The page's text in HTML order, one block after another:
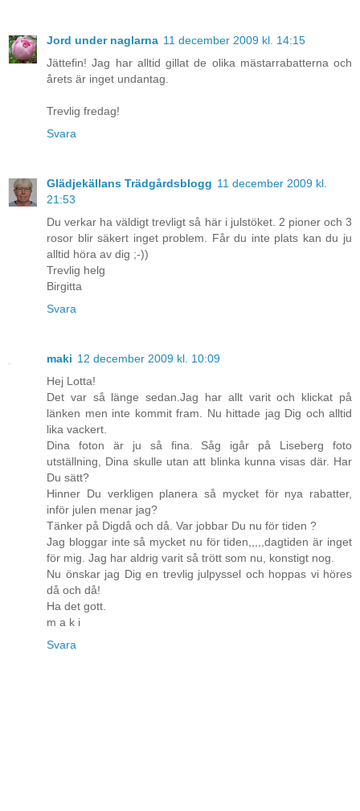
Jord under naglarna 11 december 2009 kl. 14:15
Jättefin! Jag har alltid gillat de olika mästarrabatterna och
årets är inget undantag.
Trevlig fredag!
Svara
Glädjekällans Trädgårdsblogg 11 december 2009 kl.
21:53
Du verkar ha väldigt trevligt så här i julstöket. 2 pioner och 3
rosor blir säkert inget problem. Får du inte plats kan du ju
alltid höra av dig ;-))
Trevlig helg
Birgitta
Svara
maki 12 december 2009 kl. 10:09
Hej Lotta!
Det var så länge sedan.Jag har allt varit och klickat på
länken men inte kommit fram. Nu hittade jag Dig och alltid
lika vackert.
Dina foton är ju så fina. Såg igår på Liseberg foto
utställning, Dina skulle utan att blinka kunna visas där. Har
Du sätt?
Hinner Du verkligen planera så mycket för nya rabatter,
inför julen menar jag?
Tänker på Digdå och då. Var jobbar Du nu för tiden ?
Jag bloggar inte så mycket nu för tiden,,,,,dagtiden är inget
för mig. Jag har aldrig varit så trött som nu, konstigt nog.
Nu önskar jag Dig en trevlig julpyssel och hoppas vi höres
då och då!
Ha det gott.
m a k i
Svara